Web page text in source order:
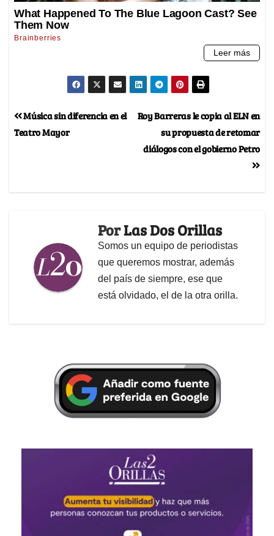
Roy Barreras le copia al ELN en
su propuesta de retomar
diálogos con el gobierno Petro
Música sin diferencia en el
Teatro Mayor
PorLas Dos Orillas
Somos un equipo de periodistas
que queremos mostrar, además
del país de siempre, ese que
está olvidado, el de la otra orilla.